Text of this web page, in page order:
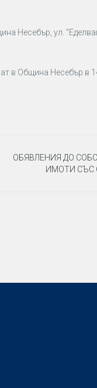
Несебър, ул.
в Община Несебър в
ОБЯВЛЕНИЯ ДО
ИМОТИ СЪС